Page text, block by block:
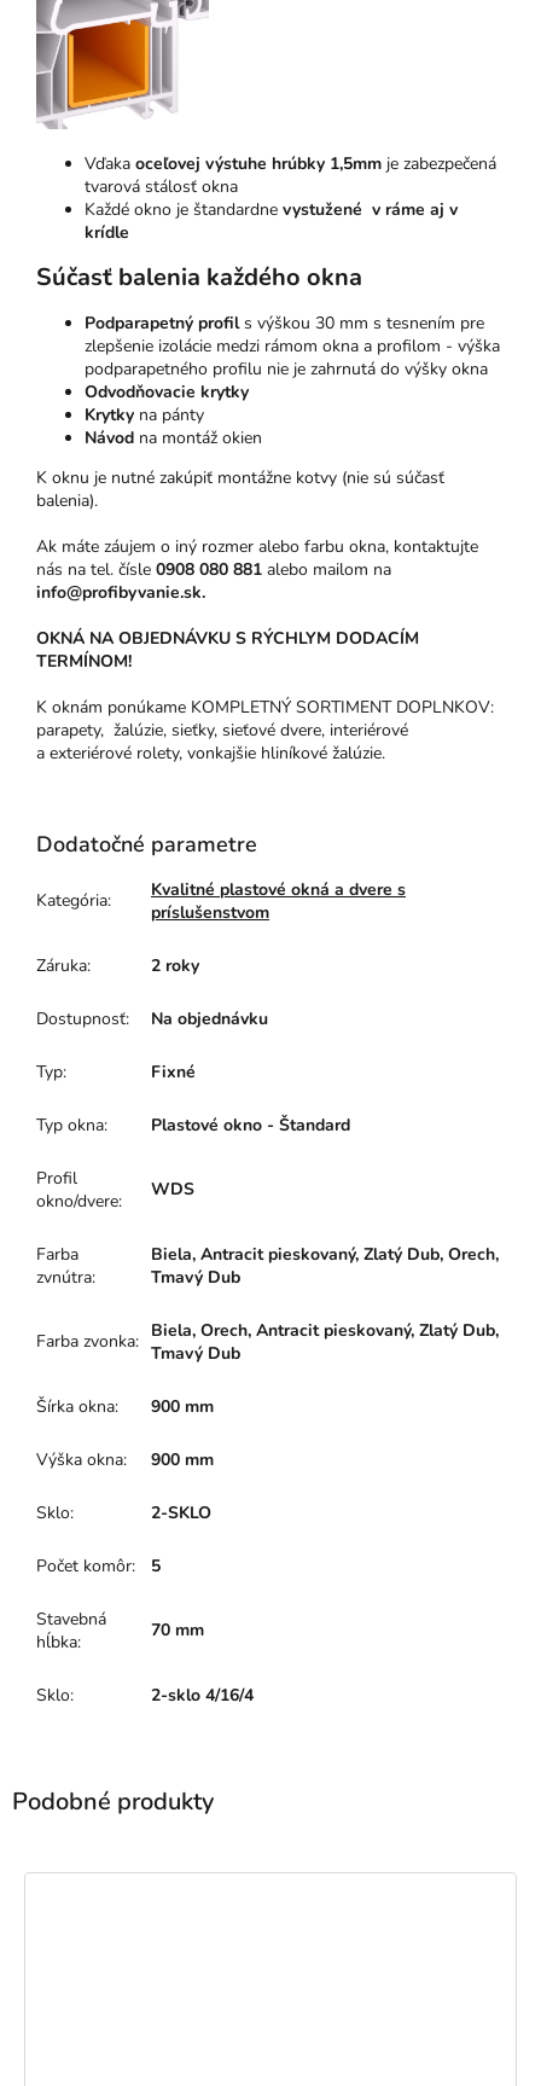
Vďaka oceľovej výstuhe hrúbky 1,5mm je zabezpečená
tvarová stálosť okna
Každé okno je štandardne vystužené v ráme aj v
krídle
Súčasť balenia každého okna
Podparapetný profils výškou 30 mm s tesnením pre
zlepšenie izolácie medzi rámom okna a profilom - výška
podparapetného profilu nie je zahrnutá do výšky okna
Odvodňovacie krytky
Krytky na pánty
Návod na montáž okien
K oknu je nutné zakúpiť montážne kotvy (nie sú súčasť
balenia).
Ak máte záujem o iný rozmer alebo farbu okna, kontaktujte
nás na tel. čísle 0908 080 881 alebo mailom na
info@profibyvanie.sk.
OKNÁ NA OBJEDNÁVKU S RÝCHLYM DODACÍM
TERMÍNOM!
K oknám ponúkame KOMPLETNÝ SORTIMENT DOPLNKOV:
parapety, žalúzie, sieťky, sieťové dvere, interiérové
a exteriérové rolety, vonkajšie hliníkové žalúzie.
Dodatočné parametre
Kategória:
Kvalitné plastové okná a dvere s
príslušenstvom
Záruka: 2 roky
Dostupnosť: Na objednávku
Typ: Fixné
Typ okna: Plastové okno - Štandard
Profil
okno/dvere:
WDS
Farba
zvnútra:
Biela, Antracit pieskovaný, Zlatý Dub, Orech,
Tmavý Dub
Farba zvonka: Biela, Orech, Antracit pieskovaný, Zlatý Dub,
Tmavý Dub
Šírka okna: 900 mm
Výška okna: 900 mm
Sklo: 2-SKLO
Počet komôr: 5
Stavebná
hĺbka:
70 mm
Sklo: 2-sklo 4/16/4